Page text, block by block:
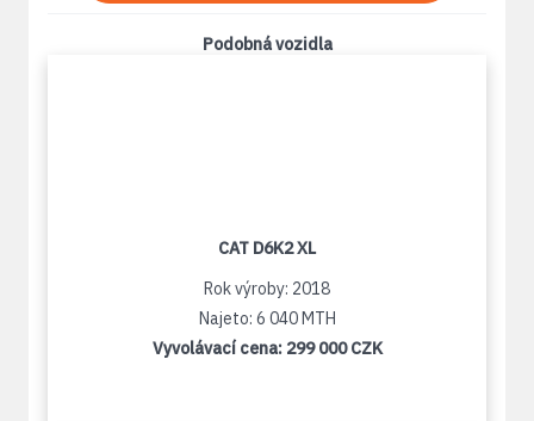
Podobná vozidla
CAT D6K2 XL
Rok výroby: 2018
Najeto: 6 040 MTH
Vyvolávací cena: 299 000 CZK